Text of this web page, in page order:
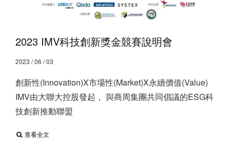
2023 IMV科技創新獎金競賽說明會
2023 / 06 / 03
創新性(Innovation)X市場性(Market)X永續價值(Value) ​
IMV由大聯大控股發起， 與商周集團共同倡議的ESG科
技創新推動聯盟
查看全文